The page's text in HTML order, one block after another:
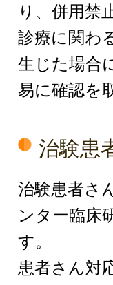
り、併用禁
診療に関わ
生じた場合
易に確認を
治験患
治験患者さ
ンター臨床
す。
患者さん対